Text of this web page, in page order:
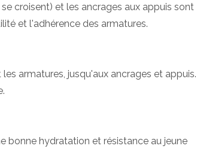
croisent) et les ancrages aux appuis sont
et l'adhérence des armatures.
armatures, jusqu'aux ancrages et appuis.
bonne hydratation et résistance au jeune